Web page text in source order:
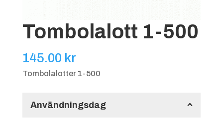
Tombolalott 1-500
145.00 kr
Tombolalotter 1-500
Användningsdag